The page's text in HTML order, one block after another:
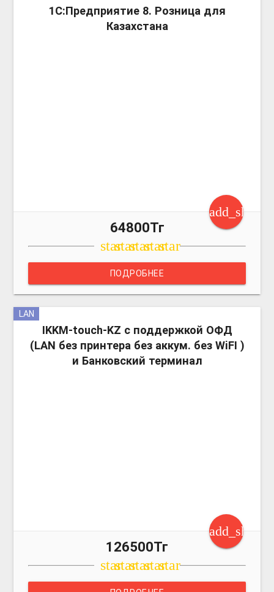
1С:Предприятие 8. Розница для
Казахстана
64800Тг
starstarstarstarstar
ПОДРОБНЕЕ
LAN
IKKM-touch-KZ с поддержкой ОФД
(LAN без принтера без аккум. без WiFI )
и Банковский терминал
126500Тг
starstarstarstarstar